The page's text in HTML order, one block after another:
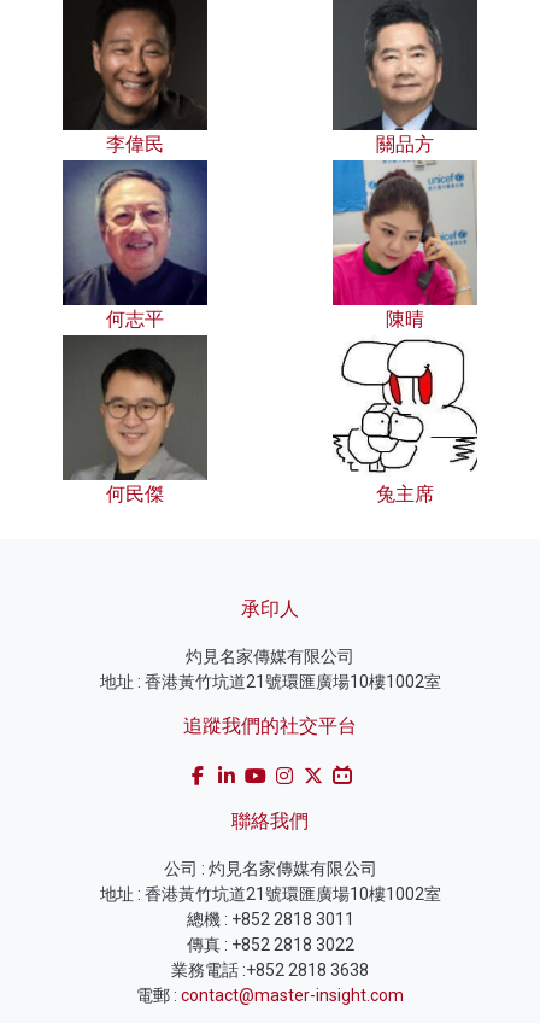
李偉民 關品方
何志平 陳晴
何民傑 兔主席
承印人
灼見名家傳媒有限公司
地址 : 香港黃竹坑道21號環匯廣場10樓1002室
追蹤我們的社交平台
聯絡我們
公司 : 灼見名家傳媒有限公司
地址 : 香港黃竹坑道21號環匯廣場10樓1002室
總機 : +852 2818 3011
傳真 : +852 2818 3022
業務電話 :+852 2818 3638
電郵 : contact@master-insight.com